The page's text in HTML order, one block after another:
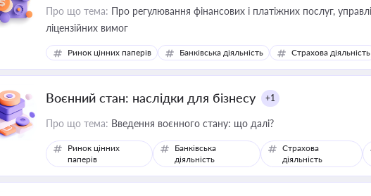
Про що тема: Про регулювання фінансових і платіжних послуг, управління коштами, приймання платежів та дотримання
ліцензійних вимог
Ринок цінних паперів Банківська діяльність Страхова діяльність
Воєнний стан: наслідки для бізнесу +1
Про що тема: Введення воєнного стану: що далі?
Ринок цінних
паперів
Банківська
діяльність
Страхова
діяльність